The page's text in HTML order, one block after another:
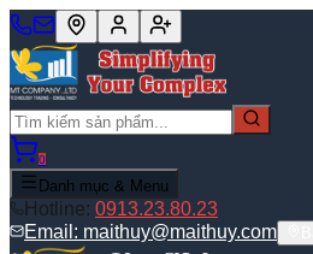
0
Danh mục & Menu
Hotline: 0913.23.80.23
Email: maithuy@maithuy.com